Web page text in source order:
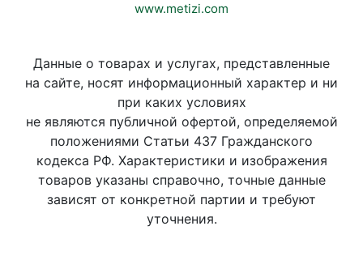
www.metizi.com
Данные о товарах и услугах, представленные
на сайте, носят информационный характер и ни
при каких условиях
не являются публичной офертой, определяемой
положениями Статьи 437 Гражданского
кодекса РФ. Характеристики и изображения
товаров указаны справочно, точные данные
зависят от конкретной партии и требуют
уточнения.